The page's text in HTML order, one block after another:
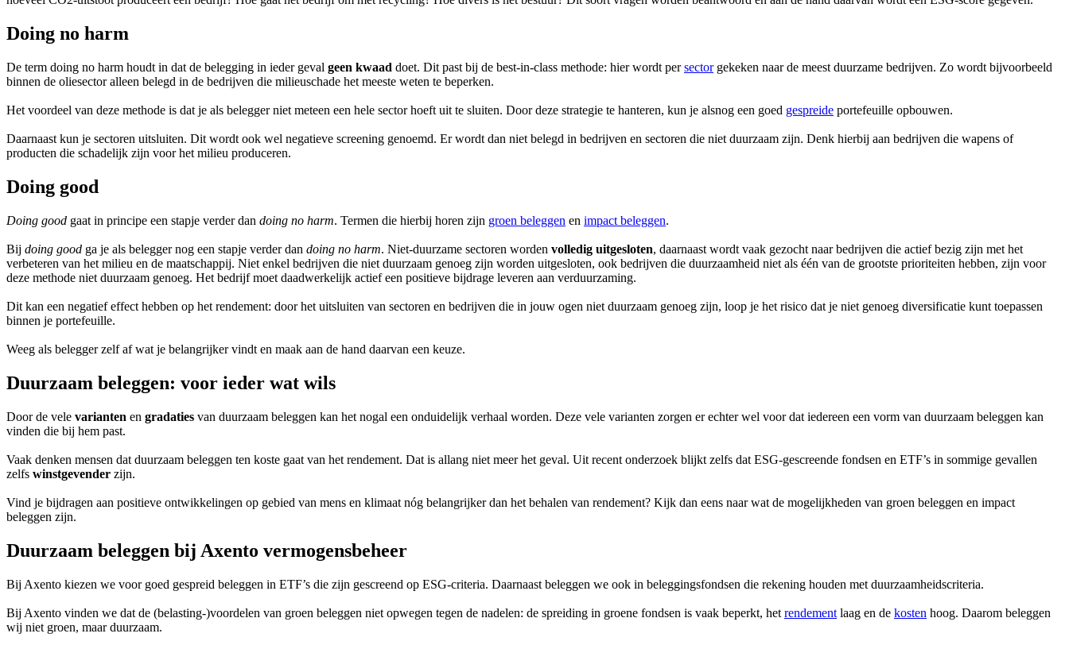
Doing no harm
De term doing no harm houdt in dat de belegging in ieder geval geen kwaad doet. Dit past bij de best-in-class methode: hier wordt persectorgekeken naar de meest duurzame bedrijven. Zo wordt bijvoorbeeld
binnen de oliesector alleen belegd in de bedrijven die milieuschade het meeste weten te beperken.
Het voordeel van deze methode is dat je als belegger niet meteen een hele sector hoeft uit te sluiten. Door deze strategie te hanteren, kun je alsnog een goed gespreide portefeuille opbouwen.
Daarnaast kun je sectoren uitsluiten. Dit wordt ook wel negatieve screening genoemd. Er wordt dan niet belegd in bedrijven en sectoren die niet duurzaam zijn. Denk hierbij aan bedrijven die wapens of
producten die schadelijk zijn voor het milieu produceren.
Doing good
Doing good gaat in principe een stapje verder dan doing no harm. Termen die hierbij horen zijn groen beleggen en impact beleggen.
Bij doing good ga je als belegger nog een stapje verder dan doing no harm. Niet-duurzame sectoren worden volledig uitgesloten, daarnaast wordt vaak gezocht naar bedrijven die actief bezig zijn met het
verbeteren van het milieu en de maatschappij. Niet enkel bedrijven die niet duurzaam genoeg zijn worden uitgesloten, ook bedrijven die duurzaamheid niet als één van de grootste prioriteiten hebben, zijn voor
deze methode niet duurzaam genoeg. Het bedrijf moet daadwerkelijk actief een positieve bijdrage leveren aan verduurzaming.
Dit kan een negatief effect hebben op het rendement: door het uitsluiten van sectoren en bedrijven die in jouw ogen niet duurzaam genoeg zijn, loop je het risico dat je niet genoeg diversificatie kunt toepassen
binnen je portefeuille.
Weeg als belegger zelf af wat je belangrijker vindt en maak aan de hand daarvan een keuze.
Duurzaam beleggen: voor ieder wat wils
Door de vele varianten en gradaties van duurzaam beleggen kan het nogal een onduidelijk verhaal worden. Deze vele varianten zorgen er echter wel voor dat iedereen een vorm van duurzaam beleggen kan
vinden die bij hem past.
Vaak denken mensen dat duurzaam beleggen ten koste gaat van het rendement. Dat is allang niet meer het geval. Uit recent onderzoek blijkt zelfs dat ESG-gescreende fondsen en ETF’s in sommige gevallen
zelfs winstgevender zijn.
Vind je bijdragen aan positieve ontwikkelingen op gebied van mens en klimaat nóg belangrijker dan het behalen van rendement? Kijk dan eens naar wat de mogelijkheden van groen beleggen en impact
beleggen zijn.
Duurzaam beleggen bij Axento vermogensbeheer
Bij Axento kiezen we voor goed gespreid beleggen in ETF’s die zijn gescreend op ESG-criteria. Daarnaast beleggen we ook in beleggingsfondsen die rekening houden met duurzaamheidscriteria.
Bij Axento vinden we dat de (belasting-)voordelen van groen beleggen niet opwegen tegen de nadelen: de spreiding in groene fondsen is vaak beperkt, het rendement laag en de kosten hoog. Daarom beleggen
wij niet groen, maar duurzaam.